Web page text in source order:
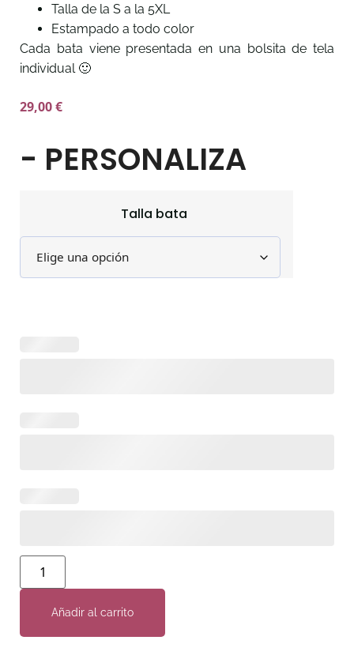
Talla de la S a la 5XL
Estampado a todo color
Cada bata viene presentada en una bolsita de tela
individual 🙂
29,00€
- PERSONALIZA
Talla bata
Añadir al carrito